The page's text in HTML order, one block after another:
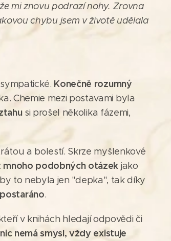
mi znovu podrazí nohy. Zrovna
chybu jsem v životě udělala
Konečně rozumný
Chemie mezi postavami byla
si prošel několika fázemi,
a bolestí. Skrze myšlenkové
mnoho podobných otázek jako
to nebyla jen "depka", tak díky
.
v knihách hledají odpovědi či
nemá smysl, vždy existuje